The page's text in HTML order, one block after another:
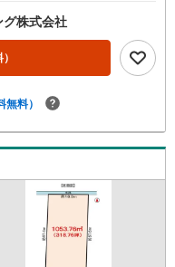
株式会社
無料）